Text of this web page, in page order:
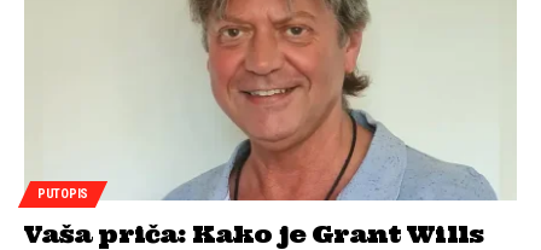
PUTOPIS
Vaša priča: Kako je Grant Wills